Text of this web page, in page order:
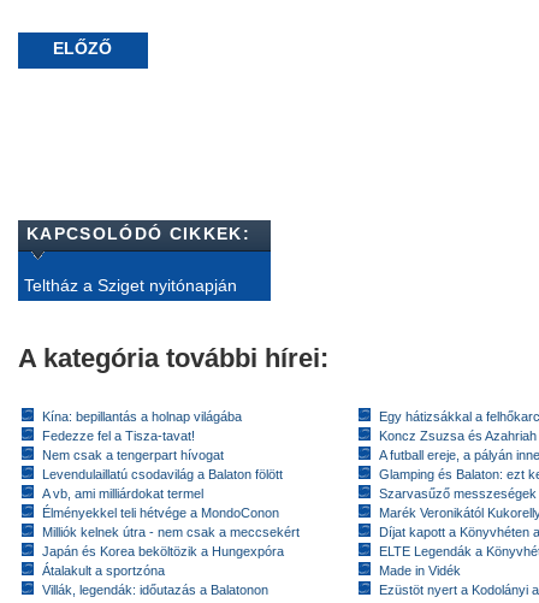
ELŐZŐ
KAPCSOLÓDÓ CIKKEK:
Teltház a Sziget nyitónapján
A kategória további hírei:
Kína: bepillantás a holnap világába
Fedezze fel a Tisza-tavat!
Nem csak a tengerpart hívogat
Levendulaillatú csodavilág a Balaton fölött
A vb, ami milliárdokat termel
Élményekkel teli hétvége a MondoConon
Milliók kelnek útra - nem csak a meccsekért
Japán és Korea beköltözik a Hungexpóra
Átalakult a sportzóna
Villák, legendák: időutazás a Balatonon
Egy hátizsákkal a
Koncz Zsuzsa és
A futball ereje, a pályán
Glamping és Balaton: ezt
Szarvasűző messzeségek
Marék Veronikától
Díjat kapott a Könyvhéten
ELTE Legendák a
Made in Vidék
Ezüstöt nyert a Kodolányi